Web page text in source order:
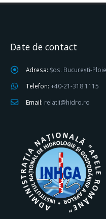
Date de contact
Adresa: Șos. București-
Telefon: +40-21-318 1115
Email: relatii@hidro.ro